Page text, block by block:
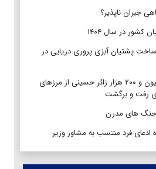
جبران ناپذیر؟
پشتیان آبزی پروری دریایی در
ثبت تردد بیش از ۵ میلیون و ۲۰۰ هزار زائر حسینی از مرزهای
رفت و برگشت
های مدرن
ادعای فرد منتسب به مشاور وزیر